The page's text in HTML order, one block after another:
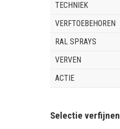
TECHNIEK
VERFTOEBEHOREN
RAL SPRAYS
VERVEN
ACTIE
Selectie verfijnen